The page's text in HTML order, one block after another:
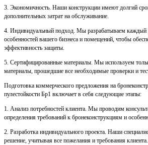
3. Экономичность. Наши конструкции имеют долгий
дополнительных затрат на обслуживание.
4. Индивидуальный подход. Мы разрабатываем каждый
особенностей вашего бизнеса и помещений, чтобы
эффективность защиты.
5. Сертифицированные материалы. Мы используем
материалы, прошедшие все необходимые проверки и
Подготовка коммерческого предложения на
пулестойкости Бр1 включает в себя следующие этапы:
1. Анализ потребностей клиента. Мы проводим
определения требований к бронеконструкциям и
2. Разработка индивидуального проекта. Наши
решение, учитывая все пожелания и требования клиента.